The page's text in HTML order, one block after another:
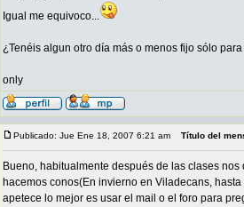
Igual me equivoco...
¿Tenéis algun otro día más o menos fijo sólo
only
Publicado: Jue Ene 18, 2007 6:21 am Título del
Bueno, habitualmente después de las clases
hacemos conos(En invierno en Viladecans,
apetece lo mejor es usar el mail o el foro para